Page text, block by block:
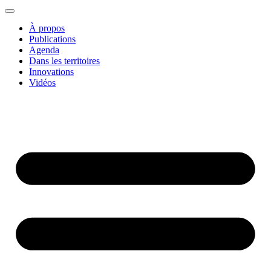
À propos
Publications
Agenda
Dans les territoires
Innovations
Vidéos